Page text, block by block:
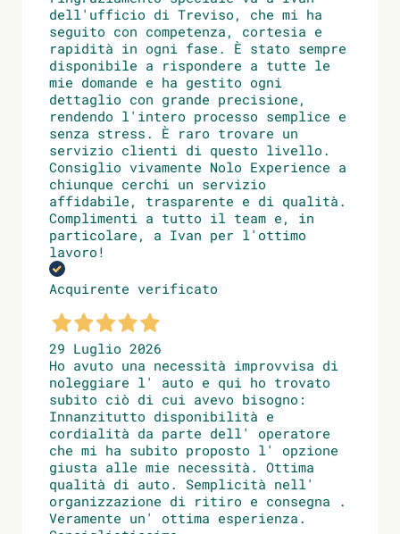
dell'ufficio di Treviso, che mi ha
seguito con competenza, cortesia e
rapidità in ogni fase. È stato sempre
disponibile a rispondere a tutte le
mie domande e ha gestito ogni
dettaglio con grande precisione,
rendendo l'intero processo semplice e
senza stress. È raro trovare un
servizio clienti di questo livello.
Consiglio vivamente Nolo Experience a
chiunque cerchi un servizio
affidabile, trasparente e di qualità.
Complimenti a tutto il team e, in
particolare, a Ivan per l'ottimo
lavoro!
Acquirente verificato
29 Luglio 2026
Ho avuto una necessità improvvisa di
noleggiare l' auto e qui ho trovato
subito ciò di cui avevo bisogno:
Innanzitutto disponibilità e
cordialità da parte dell' operatore
che mi ha subito proposto l' opzione
giusta alle mie necessità. Ottima
qualità di auto. Semplicità nell'
organizzazione di ritiro e consegna .
Veramente un' ottima esperienza.